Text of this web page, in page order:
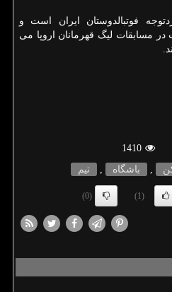
فوتبالدوستان ایران است و
مسابقات لیگ قهرمانان اروپا می
1410
, باشگاه , تیم
(1)
(0)